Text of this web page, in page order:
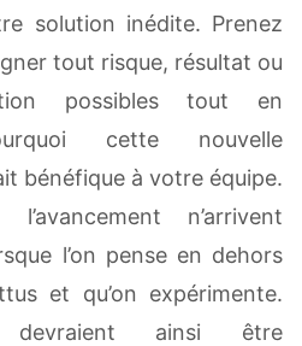
solution inédite. Prenez
tout risque, résultat ou
possibles tout en
cette nouvelle
bénéfique à votre équipe.
n’arrivent
l’on pense en dehors
et qu’on expérimente.
ainsi être